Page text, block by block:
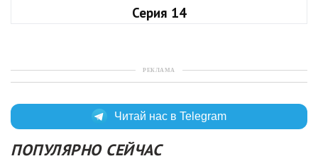
Серия 14
РЕКЛАМА
Читай нас в Telegram
ПОПУЛЯРНО СЕЙЧАС